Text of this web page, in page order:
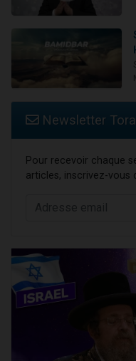
Newsletter
Pour recevoir chaque
articles, inscrivez-vous